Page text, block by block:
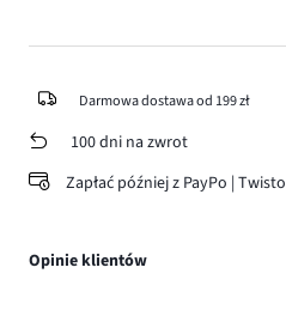
Darmowa dostawa od 199 zł
100 dni na zwrot
Zapłać później z PayPo | Twisto
Opinie klientów